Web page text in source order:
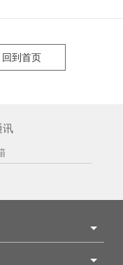
回到首页
讯